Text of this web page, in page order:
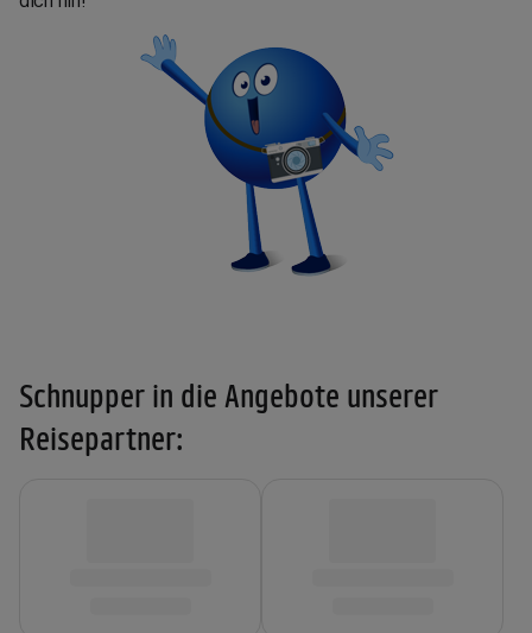
Schnupper in die Angebote unserer
Reisepartner: